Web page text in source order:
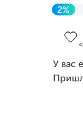
2%
У вас